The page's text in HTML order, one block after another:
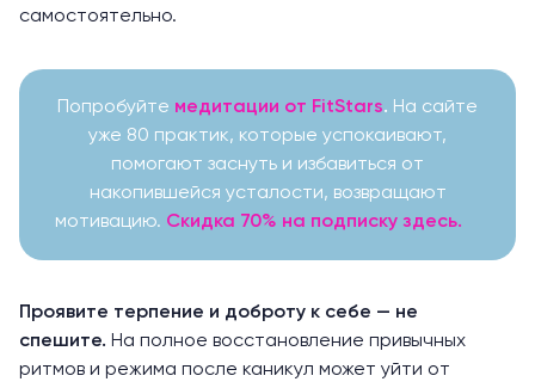
самостоятельно.
Попробуйте медитации от FitStars. На сайте
уже 80 практик, которые успокаивают,
помогают заснуть и избавиться от
накопившейся усталости, возвращают
мотивацию. Скидка 70% на подписку здесь.
Проявите терпение и доброту к себе — не
спешите. На полное восстановление привычных
ритмов и режима после каникул может уйти от